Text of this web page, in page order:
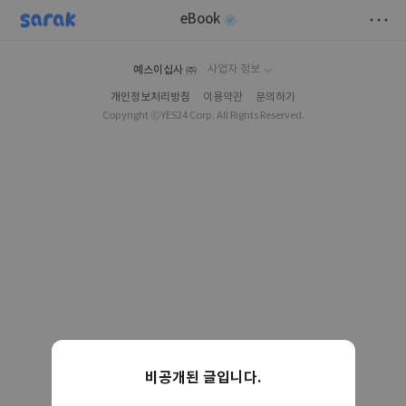
비공개된 글입니다.
sarak eBook
예스이십사 ㈜ 사업자 정보
개인정보처리방침 이용약관
문의하기
Copyright ⓒYES24 Corp. All Rights Reserved.